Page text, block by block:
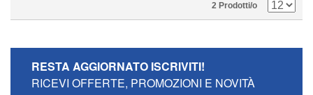
2 Prodotti/o
RESTA AGGIORNATO ISCRIVITI!
RICEVI OFFERTE, PROMOZIONI E NOVITÀ